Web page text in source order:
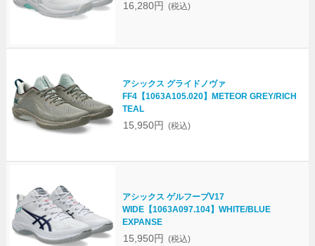
16,280円 (税込)
アシックス グライドノヴァ
FF4【1063A105.020】METEOR GREY/RICH
TEAL
15,950円 (税込)
アシックス ゲルフープV17
WIDE【1063A097.104】WHITE/BLUE
EXPANSE
15,950円 (税込)